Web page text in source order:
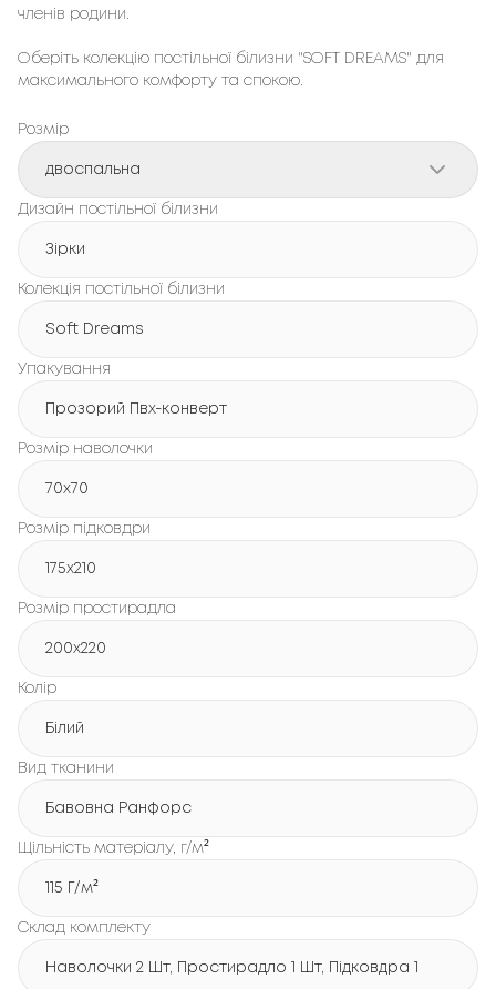
членів родини.
Оберіть колекцію постільної білизни "SOFT DREAMS" для
максимального комфорту та спокою.
Розмір
двоспальна
Дизайн постільної білизни
Зірки
Колекція постільної білизни
Soft Dreams
Упакування
Прозорий Пвх-конверт
Розмір наволочки
70x70
Розмір підковдри
175x210
Розмір простирадла
200x220
Колір
Білий
Вид тканини
Бавовна Ранфорс
Щільність матеріалу, г/м²
115 Г/м²
Склад комплекту
Наволочки 2 Шт, Простирадло 1 Шт, Підковдра 1 Шт